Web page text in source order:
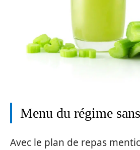
Menu du régime
Avec le plan de repas